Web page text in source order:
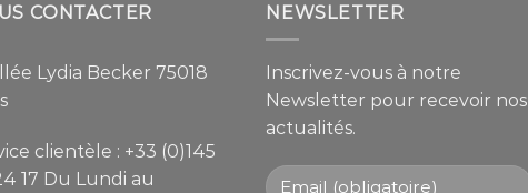
CONTACTER
Lydia Becker 75018
clientèle : +33 (0)145
17 Du Lundi au
NEWSLETTER
Inscrivez-vous à notre
Newsletter pour recevoir nos
actualités.